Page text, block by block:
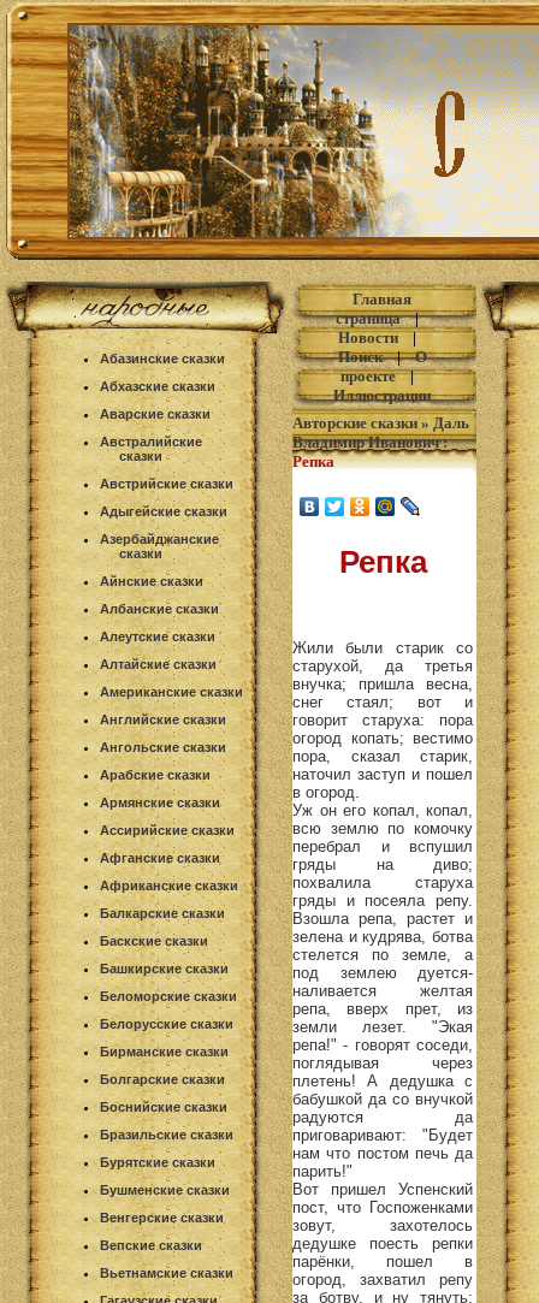
Абазинские сказки
Абхазские сказки
Аварские сказки
Австралийские
сказки
Австрийские сказки
Адыгейские сказки
Азербайджанские
сказки
Айнские сказки
Албанские сказки
Алеутские сказки
Алтайские сказки
Американские сказки
Английские сказки
Ангольские сказки
Арабские сказки
Армянские сказки
Ассирийские сказки
Афганские сказки
Африканские сказки
Балкарские сказки
Баскские сказки
Башкирские сказки
Беломорские сказки
Белорусские сказки
Бирманские сказки
Болгарские сказки
Боснийские сказки
Бразильские сказки
Бурятские сказки
Бушменские сказки
Венгерские сказки
Вепские сказки
Вьетнамские сказки
Главная
страница|
Новости|
Поиск|О
проекте|
Иллюстрации
Авторские сказки » Даль
Владимир Иванович:
Репка
Репка
Жили были старик со
старухой, да третья
внучка; пришла весна,
снег стаял; вот и
говорит старуха: пора
огород копать; вестимо
пора, сказал старик,
наточил заступ и пошел
в огород.
Уж он его копал, копал,
всю землю по комочку
перебрал и вспушил
гряды на диво;
похвалила старуха
гряды и посеяла репу.
Взошла репа, растет и
зелена и кудрява, ботва
стелется по земле, а
под землею дуется-
наливается желтая
репа, вверх прет, из
земли лезет. "Экая
репа!" - говорят соседи,
поглядывая через
плетень! А дедушка с
бабушкой да со внучкой
радуются да
приговаривают: "Будет
нам что постом печь да
парить!"
Вот пришел Успенский
пост, что Госпоженками
зовут, захотелось
дедушке поесть репки
парёнки, пошел в
огород, захватил репу
за ботву, и ну тянуть;